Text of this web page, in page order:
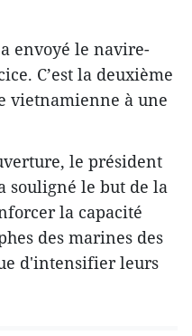
envoyé le navire-
C’est la deuxième
vietnamienne à une
le président
souligné le but de la
la capacité
des marines des
d'intensifier leurs